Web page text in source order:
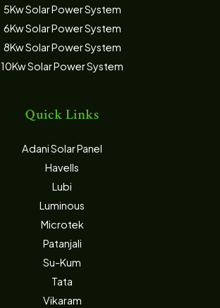
5Kw Solar Power System
6Kw Solar Power System
8Kw Solar Power System
10Kw Solar Power System
Quick Links
Adani Solar Panel
Havells
Lubi
Luminous
Microtek
Patanjali
Su-Kum
Tata
Vikaram